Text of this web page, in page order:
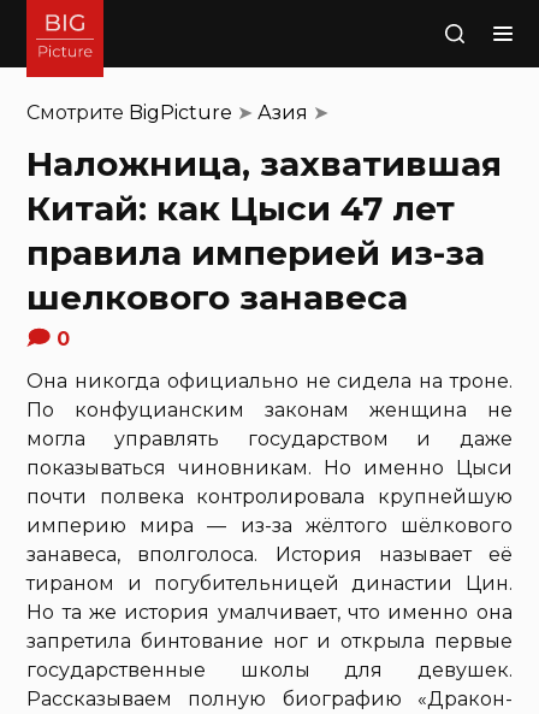
Поиск
Смотрите BigPicture ➤Азия ➤
Наложница, захватившая
Китай: как Цыси 47 лет
правила империей из-за
шелкового занавеса
0
Она никогда официально не сидела на троне.
По конфуцианским законам женщина не
могла управлять государством и даже
показываться чиновникам. Но именно Цыси
почти полвека контролировала крупнейшую
империю мира — из-за жёлтого шёлкового
занавеса, вполголоса. История называет её
тираном и погубительницей династии Цин.
Но та же история умалчивает, что именно она
запретила бинтование ног и открыла первые
государственные школы для девушек.
Рассказываем полную биографию «Дракон-